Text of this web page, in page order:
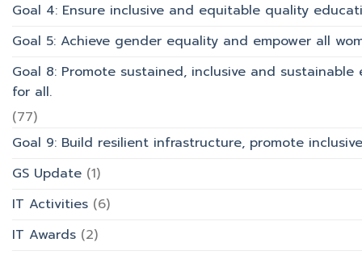
Goal 4: Ensure inclusive and equitable quality
Goal 5: Achieve gender equality and empower all
Goal 8: Promote sustained, inclusive and
for all.
(77)
Goal 9: Build resilient infrastructure, promote
GS Update (1)
IT Activities (6)
IT Awards (2)